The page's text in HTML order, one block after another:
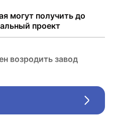
могут получить до
проект
возродить завод